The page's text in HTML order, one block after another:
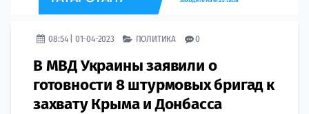
08:54 | 01-04-2023 ПОЛИТИКА 0
В МВД Украины заявили о
готовности 8 штурмовых бригад к
захвату Крыма и Донбасса